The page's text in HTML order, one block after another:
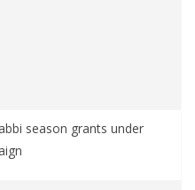
season grants under